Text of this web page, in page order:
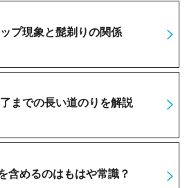
プ現象と髭剃りの関係
までの長い道のりを解説
含めるのはもはや常識？